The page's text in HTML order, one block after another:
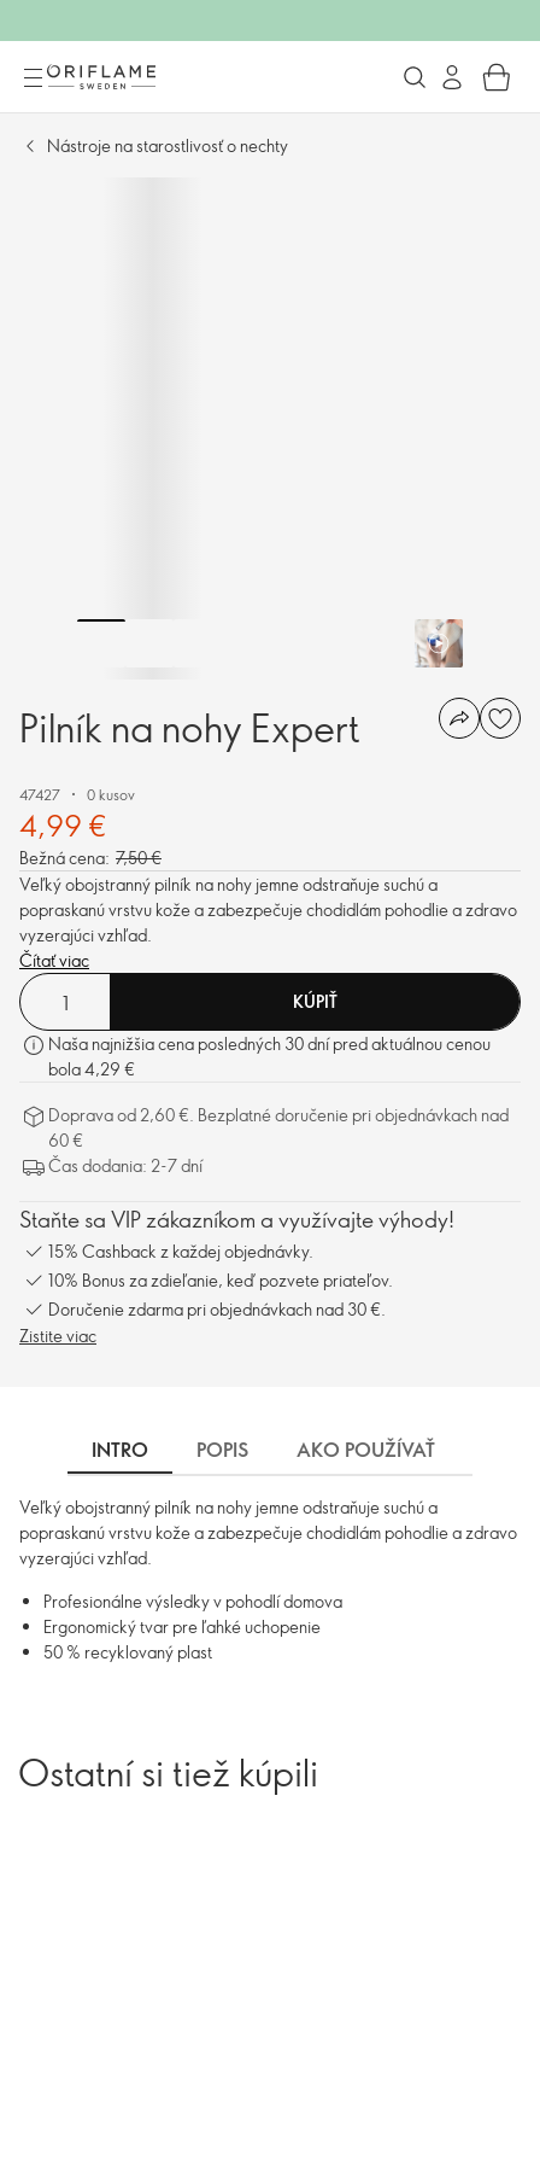
Nástroje na starostlivosť o nechty
Pilník na nohy Expert
47427 0 kusov
4,99 €
Bežná cena: 7,50 €
Veľký obojstranný pilník na nohy jemne odstraňuje suchú a
popraskanú vrstvu kože a zabezpečuje chodidlám pohodlie a zdravo
vyzerajúci vzhľad.
Čítať viac
KÚPIŤ
Naša najnižšia cena posledných 30 dní pred aktuálnou cenou
bola 4,29 €
Doprava od 2,60 €. Bezplatné doručenie pri objednávkach nad
60 €
Čas dodania: 2-7 dní
Staňte sa VIP zákazníkom a využívajte výhody!
15% Cashback z každej objednávky.
10% Bonus za zdieľanie, keď pozvete priateľov.
Doručenie zdarma pri objednávkach nad 30 €.
Zistite viac
INTRO POPIS AKO POUŽÍVAŤ
Veľký obojstranný pilník na nohy jemne odstraňuje suchú a
popraskanú vrstvu kože a zabezpečuje chodidlám pohodlie a zdravo
vyzerajúci vzhľad.
Profesionálne výsledky v pohodlí domova
Ergonomický tvar pre ľahké uchopenie
50 % recyklovaný plast
Ostatní si tiež kúpili